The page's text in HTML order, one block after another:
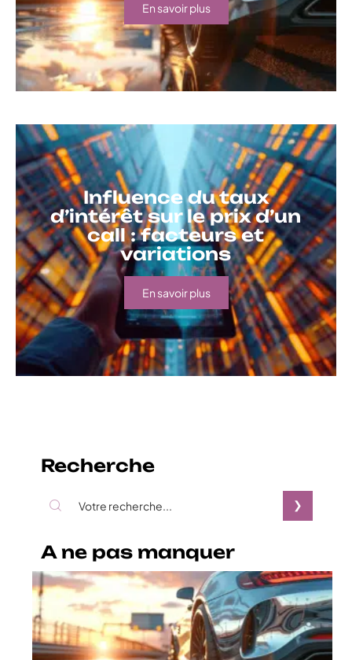
En savoir plus
Influence du taux
d’intérêt sur le prix d’un
call : facteurs et
variations
En savoir plus
Recherche
A ne pas manquer